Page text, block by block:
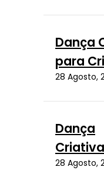
Dança
para
28 Agosto,
Dança
Criativa
28 Agosto,